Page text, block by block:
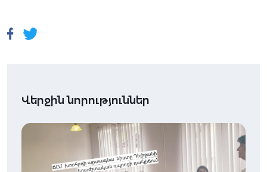
Վերջին նորություններ